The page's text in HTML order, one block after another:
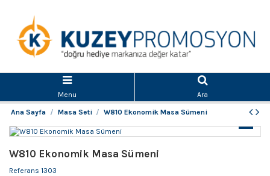
Menu Ara
Ana Sayfa Masa Seti W810 Ekonomik Masa Sümeni
W810 Ekonomik Masa Sümeni
Referans 1303